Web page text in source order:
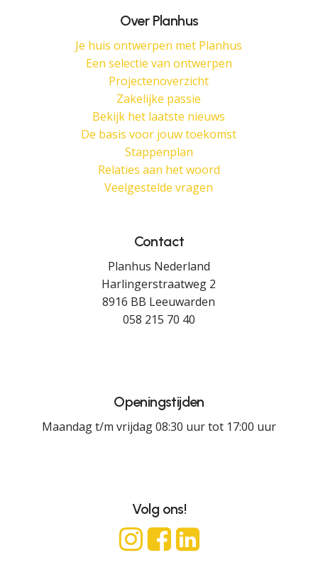
Over Planhus
Je huis ontwerpen met Planhus
Een selectie van ontwerpen
Projectenoverzicht
Zakelijke passie
Bekijk het laatste nieuws
De basis voor jouw toekomst
Stappenplan
Relaties aan het woord
Veelgestelde vragen
Contact
Planhus Nederland
Harlingerstraatweg 2
8916 BB Leeuwarden
058 215 70 40
Openingstijden
Maandag t/m vrijdag 08:30 uur tot 17:00 uur
Volg ons!